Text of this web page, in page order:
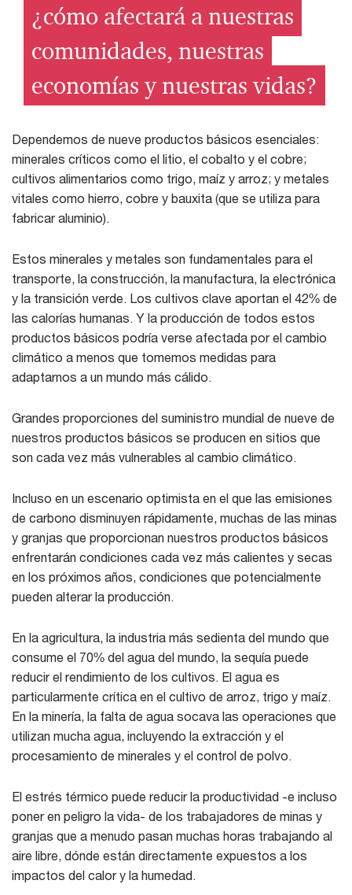
¿cómo afectará a nuestras
comunidades, nuestras
economías y nuestras vidas?
Dependemos de nueve productos básicos esenciales:
minerales críticos como el litio, el cobalto y el cobre;
cultivos alimentarios como trigo, maíz y arroz; y metales
vitales como hierro, cobre y bauxita (que se utiliza para
fabricar aluminio).
Estos minerales y metales son fundamentales para el
transporte, la construcción, la manufactura, la electrónica
y la transición verde. Los cultivos clave aportan el 42% de
las calorías humanas. Y la producción de todos estos
productos básicos podría verse afectada por el cambio
climático a menos que tomemos medidas para
adaptarnos a un mundo más cálido.
Grandes proporciones del suministro mundial de nueve de
nuestros productos básicos se producen en sitios que
son cada vez más vulnerables al cambio climático.
Incluso en un escenario optimista en el que las emisiones
de carbono disminuyen rápidamente, muchas de las minas
y granjas que proporcionan nuestros productos básicos
enfrentarán condiciones cada vez más calientes y secas
en los próximos años, condiciones que potencialmente
pueden alterar la producción.
En la agricultura, la industria más sedienta del mundo que
consume el 70% del agua del mundo, la sequía puede
reducir el rendimiento de los cultivos. El agua es
particularmente crítica en el cultivo de arroz, trigo y maíz.
En la minería, la falta de agua socava las operaciones que
utilizan mucha agua, incluyendo la extracción y el
procesamiento de minerales y el control de polvo.
El estrés térmico puede reducir la productividad -e incluso
poner en peligro la vida- de los trabajadores de minas y
granjas que a menudo pasan muchas horas trabajando al
aire libre, dónde están directamente expuestos a los
impactos del calor y la humedad.